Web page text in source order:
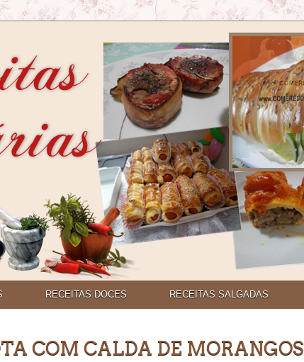
RECEITAS DOCES RECEITAS SALGADAS
COM CALDA DE MORANGOS